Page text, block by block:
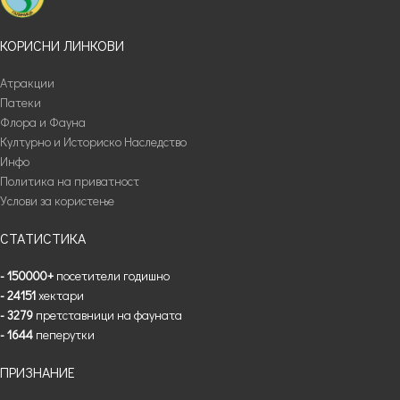
КОРИСНИ ЛИНКОВИ
Атракции
Патеки
Флора и Фауна
Културно и Историско Наследство
Инфо
Политика на приватност
Услови за користење
СТАТИСТИКА
- 150000+ посетители годишно
- 24151хектари
- 3279 претставници на фауната
- 1644 пеперутки
ПРИЗНАНИЕ